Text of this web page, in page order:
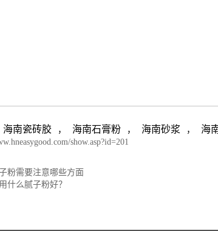
海南瓷砖胶 ， 海南石膏粉 ， 海南砂浆 ， 海
show.asp?id=201
粉需要注意哪些方面
什么腻子粉好？